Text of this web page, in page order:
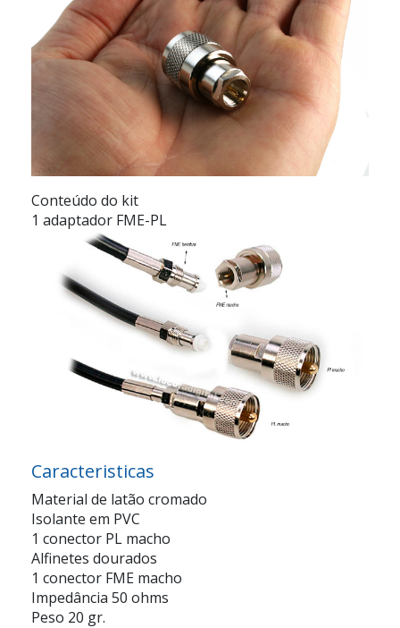
Conteúdo do kit
1 adaptador FME-PL
Caracteristicas
Material de latão cromado
Isolante em PVC
1 conector PL macho
Alfinetes dourados
1 conector FME macho
Impedância 50 ohms
Peso 20 gr.